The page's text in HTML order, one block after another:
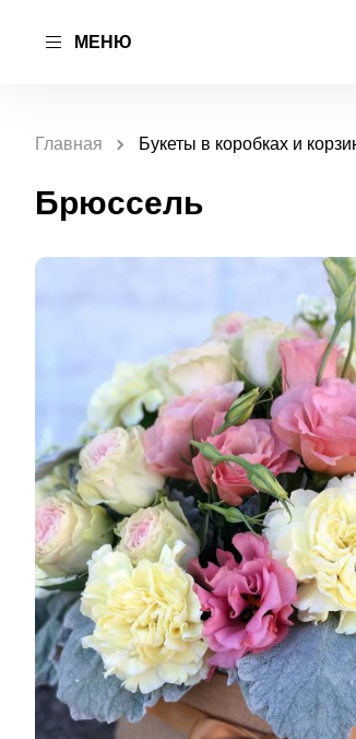
МЕНЮ
Главная Букеты в коробках и
Брюссель